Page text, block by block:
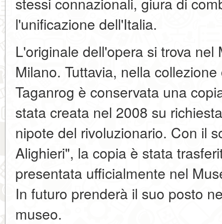
l'unificazione dell'Italia.
L'originale dell'opera si trova
Milano. Tuttavia, nella
Taganrog è conservata una
stata creata nel 2008 su
nipote del rivoluzionario. Con il
Alighieri", la copia è stata
presentata ufficialmente nel
In futuro prenderà il suo posto
museo.